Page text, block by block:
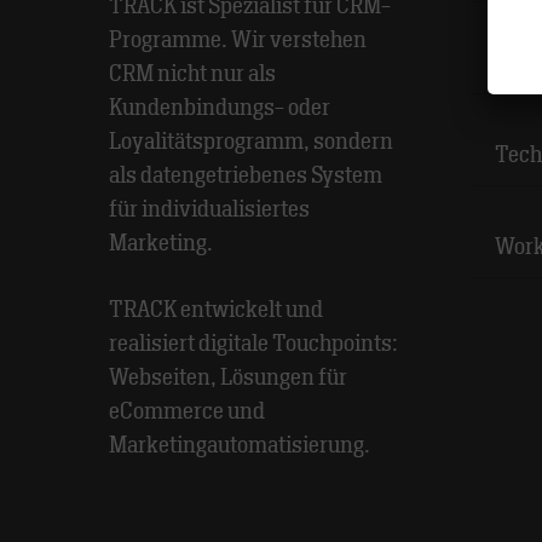
TRACK ist Spezialist für CRM-
Programme. Wir verstehen
CRM nicht nur als
Kundenbindungs- oder
Loyalitätsprogramm, sondern
als datengetriebenes System
für individualisiertes
Marketing.
TRACK entwickelt und
realisiert digitale Touchpoints:
Webseiten, Lösungen für
eCommerce und
Marketingautomatisierung.